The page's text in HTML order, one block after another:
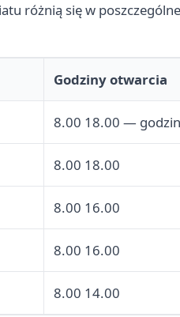
różnią się w
Godziny otwarcia
8.00 18.00 —
8.00 18.00
8.00 16.00
8.00 16.00
8.00 14.00